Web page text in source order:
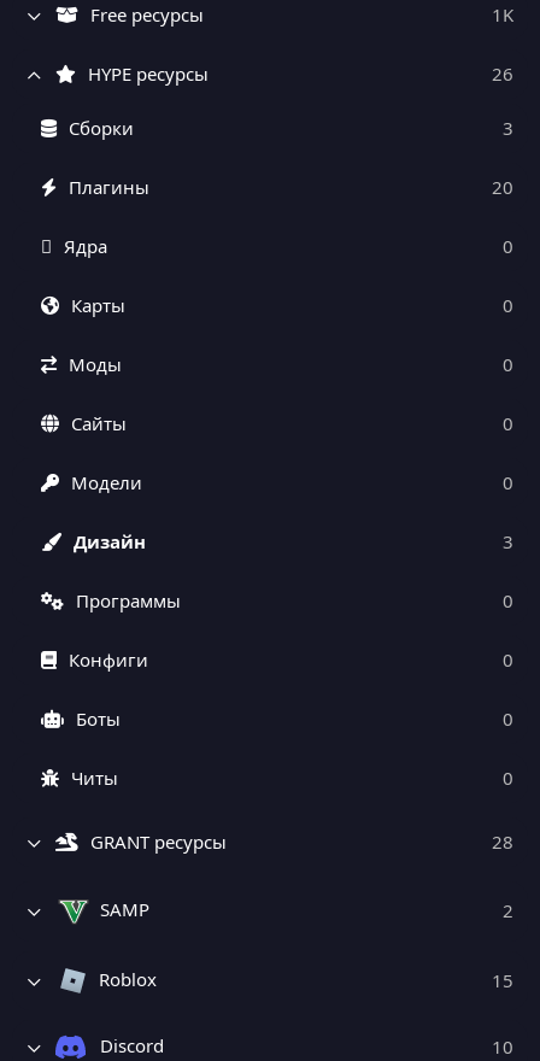
Free ресурсы 1K
HYPE ресурсы 26
Сборки 3
Плагины 20
Ядра 0
Карты 0
Моды 0
Сайты 0
Модели 0
Дизайн 3
Программы 0
Конфиги 0
Боты 0
Читы 0
GRANT ресурсы 28
SAMP 2
Roblox 15
Discord 10